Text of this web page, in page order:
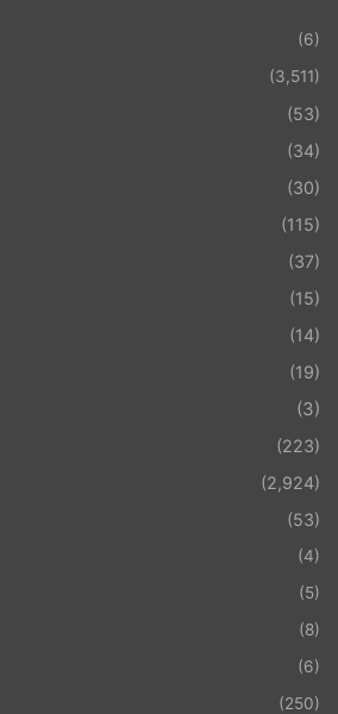
(6)
(3,511)
(53)
(34)
(30)
(115)
(37)
(15)
(14)
(19)
(3)
(223)
(2,924)
(53)
(4)
(5)
(8)
(6)
(250)